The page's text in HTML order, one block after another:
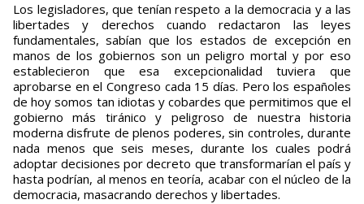
Los legisladores, que tenían respeto a la democracia y a las
libertades y derechos cuando redactaron las leyes
fundamentales, sabían que los estados de excepción en
manos de los gobiernos son un peligro mortal y por eso
establecieron que esa excepcionalidad tuviera que
aprobarse en el Congreso cada 15 días. Pero los españoles
de hoy somos tan idiotas y cobardes que permitimos que el
gobierno más tiránico y peligroso de nuestra historia
moderna disfrute de plenos poderes, sin controles, durante
nada menos que seis meses, durante los cuales podrá
adoptar decisiones por decreto que transformarían el país y
hasta podrían, al menos en teoría, acabar con el núcleo de la
democracia, masacrando derechos y libertades.